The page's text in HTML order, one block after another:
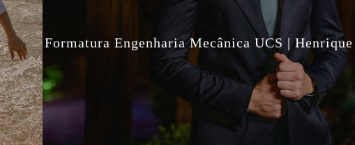
Formatura Engenharia Mecânica UCS | Henrique